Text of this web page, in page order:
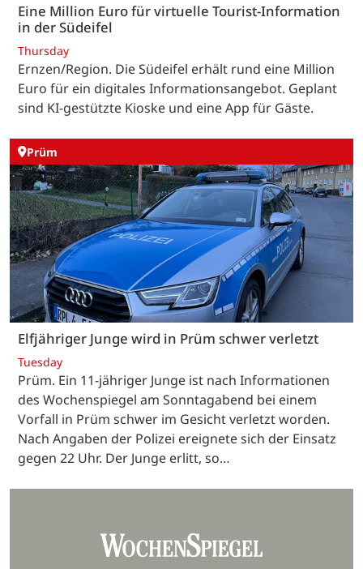
Eine Million Euro für virtuelle Tourist-Information
in der Südeifel
Thursday
Ernzen/Region. Die Südeifel erhält rund eine Million
Euro für ein digitales Informationsangebot. Geplant
sind KI-gestützte Kioske und eine App für Gäste.
Prüm
Elfjähriger Junge wird in Prüm schwer verletzt
Tuesday
Prüm. Ein 11-jähriger Junge ist nach Informationen
des Wochenspiegel am Sonntagabend bei einem
Vorfall in Prüm schwer im Gesicht verletzt worden.
Nach Angaben der Polizei ereignete sich der Einsatz
gegen 22 Uhr. Der Junge erlitt, so…